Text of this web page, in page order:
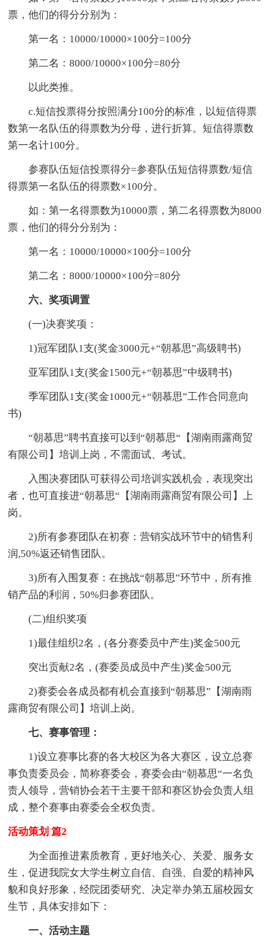
票，他们的得分分别为：
第一名：10000/10000×100分=100分
第二名：8000/10000×100分=80分
以此类推。
c.短信投票得分按照满分100分的标准，以短信得票
数第一名队伍的得票数为分母，进行折算。短信得票数
第一名计100分。
参赛队伍短信投票得分=参赛队伍短信得票数/短信
得票第一名队伍的得票数×100分。
如：第一名得票数为10000票，第二名得票数为8000
票，他们的得分分别为：
第一名：10000/10000×100分=100分
第二名：8000/10000×100分=80分
六、奖项调置
(一)决赛奖项：
1)冠军团队1支(奖金3000元+“朝慕思”高级聘书)
亚军团队1支(奖金1500元+“朝慕思”中级聘书)
季军团队1支(奖金1000元+“朝慕思”工作合同意向
书)
“朝慕思”聘书直接可以到“朝慕思“【湖南雨露商贸
有限公司】培训上岗，不需面试、考试。
入围决赛团队可获得公司培训实践机会，表现突出
者，也可直接进“朝慕思“【湖南雨露商贸有限公司】上
岗。
2)所有参赛团队在初赛：营销实战环节中的销售利
润,50%返还销售团队。
3)所有入围复赛：在挑战“朝慕思”环节中，所有推
销产品的利润，50%归参赛团队。
(二)组织奖项
1)最佳组织2名，(各分赛委员中产生)奖金500元
突出贡献2名，(赛委员成员中产生)奖金500元
2)赛委会各成员都有机会直接到“朝慕思”【湖南雨
露商贸有限公司】培训上岗。
七、赛事管理：
1)设立赛事比赛的各大校区为各大赛区，设立总赛
事负责委员会，简称赛委会，赛委会由“朝慕思“一名负
责人领导，营销协会若干主要干部和赛区协会负责人组
成，整个赛事由赛委会全权负责。
活动策划 篇2
为全面推进素质教育，更好地关心、关爱、服务女
生，促进我院女大学生树立自信、自强、自爱的精神风
貌和良好形象，经院团委研究、决定举办第五届校园女
生节，具体安排如下：
一、活动主题